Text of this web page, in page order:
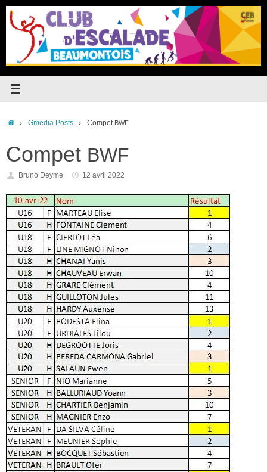
Passer
contenu
Accueil
Gmedia Posts Compet BWF
Compet BWF
Bruno Deyme 12 avril 2022